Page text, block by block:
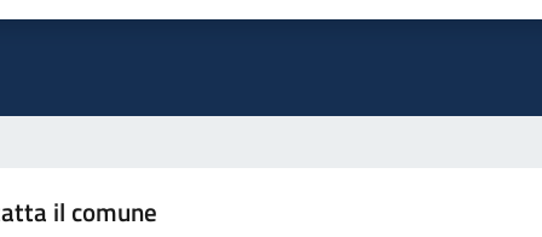
il comune